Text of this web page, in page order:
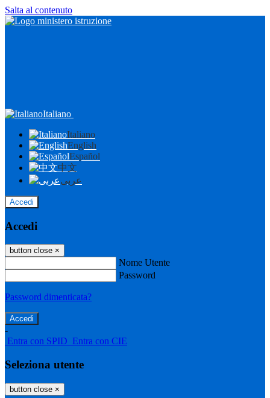
Salta al contenuto
Italiano
Italiano
English
Español
中文
عربى
Accedi
Accedi
button close ×
Nome Utente
Password
Password dimenticata?
-
Entra con SPID Entra con CIE
Seleziona utente
button close ×